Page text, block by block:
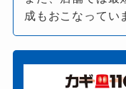
成もおこなってい